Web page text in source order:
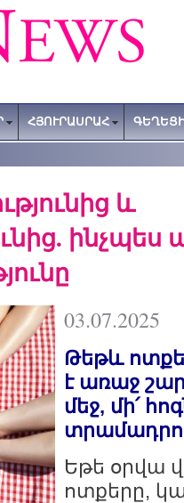
ՀՅՈՒՐԱՍՐԱՀ
և
03.07.2025
Թեթև
է առաջ
մեջ, մի՛
Եթե օրվա
ոտքերը,